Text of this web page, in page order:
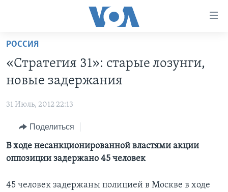
Перейти
основной
контент
навигации
Перейти
ПРОГРАММЫ
НОВОСТИ ЗА МИНУТУ
ИТОГИ
ПОЧЕМУ ЭТО ВАЖНО?
ДИСКУССИЯ VOA
ДЕТАЛИ
УЧИМ АНГЛИЙСКИЙ
НАША АМЕРИКАНСКАЯ ИСТОРИЯ
А КАК В АМЕРИКЕ?
АРТЕФАКТЫ
АМЕРИКАНСКИЕ ГОРОДКИ
ЭКСПЕРТИЗА
ИНТЕРВЬЮ
ФАКТЫ ПРОТИВ ФЕЙКОВ
ЗА СВОБОДУ ПРЕССЫ
УЧИМ АНГЛИЙСКИЙ
РОССИЯ
«Стратегия 31»: старые лозунги,
новые задержания
31 Июль, 2012 22:13
Поделиться
В ходе несанкционированной властями акции
оппозиции задержано 45 человек
45 человек задержаны полицией в Москве в ходе